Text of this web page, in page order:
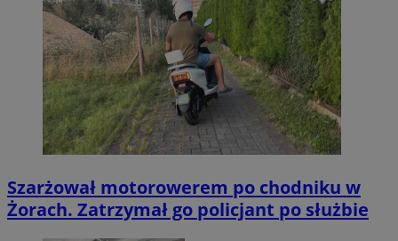
Szarżował motorowerem po chodniku w
Żorach. Zatrzymał go policjant po służbie